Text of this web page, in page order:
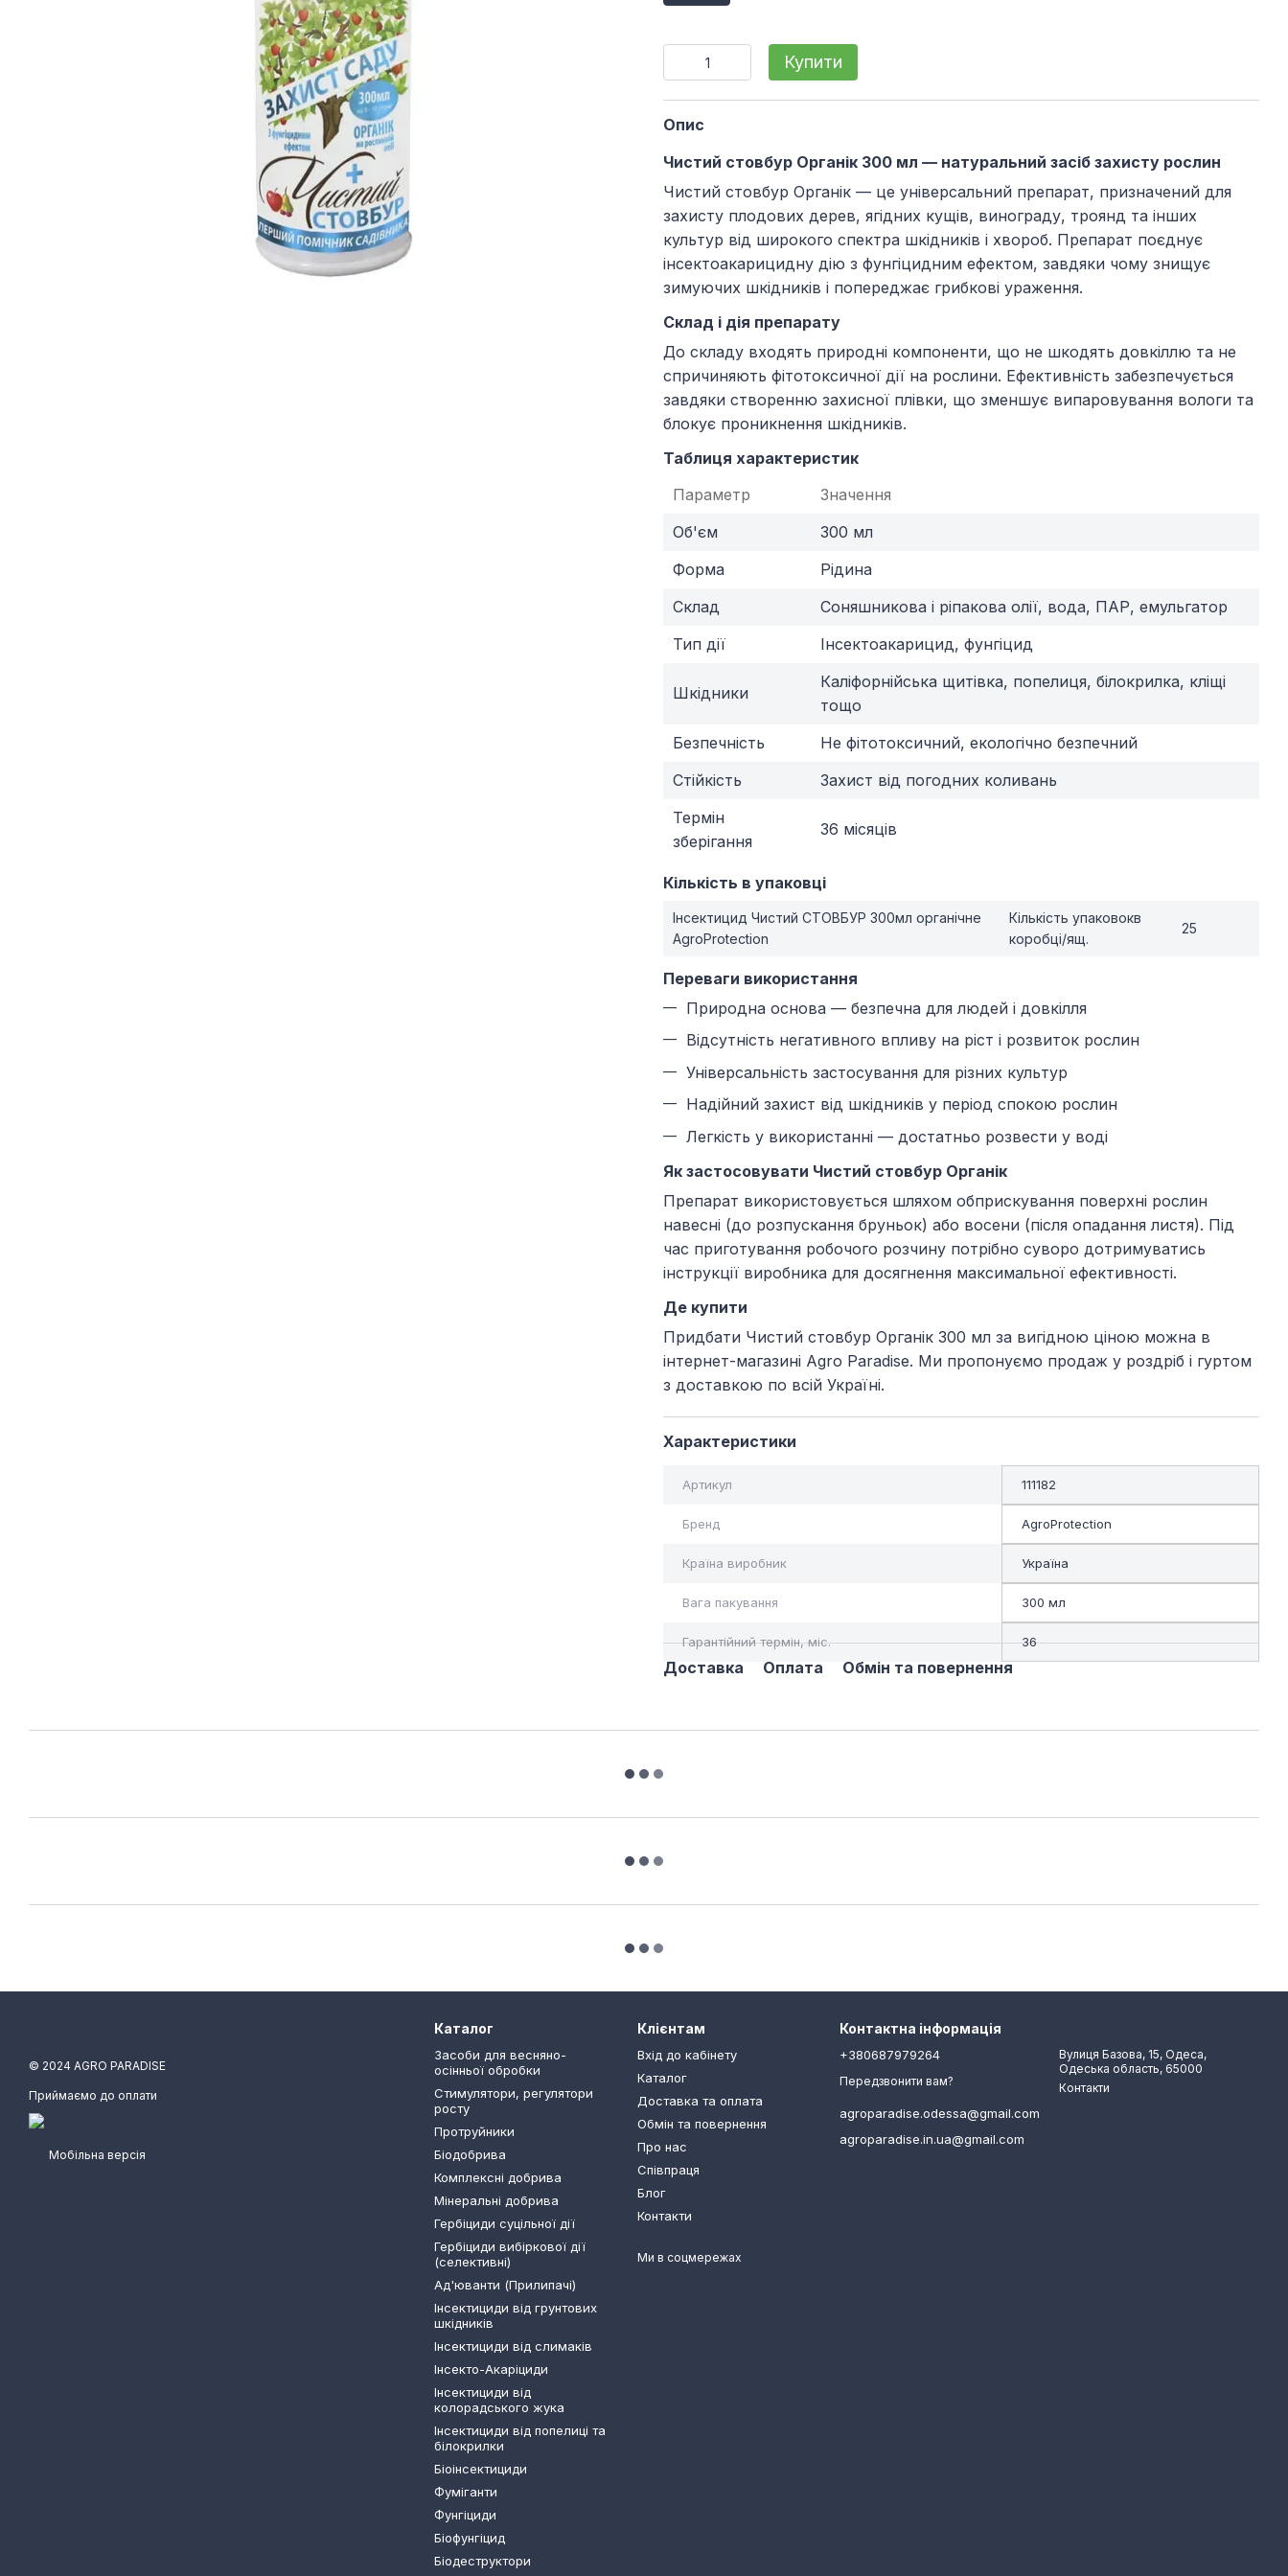
Купити
Опис
Чистий стовбур Органік 300 мл — натуральний засіб захисту рослин
Чистий стовбур Органік — це універсальний препарат, призначений для
захисту плодових дерев, ягідних кущів, винограду, троянд та інших
культур від широкого спектра шкідників і хвороб. Препарат поєднує
інсектоакарицидну дію з фунгіцидним ефектом, завдяки чому знищує
зимуючих шкідників і попереджає грибкові ураження.
Склад і дія препарату
До складу входять природні компоненти, що не шкодять довкіллю та не
спричиняють фітотоксичної дії на рослини. Ефективність забезпечується
завдяки створенню захисної плівки, що зменшує випаровування вологи та
блокує проникнення шкідників.
Таблиця характеристик
Параметр
Значення
Об'єм
300 мл
Форма
Рідина
Склад
Соняшникова і ріпакова олії, вода, ПАР, емульгатор
Тип дії
Інсектоакарицид, фунгіцид
Шкідники
Каліфорнійська щитівка, попелиця, білокрилка, кліщі
тощо
Безпечність
Не фітотоксичний, екологічно безпечний
Стійкість
Захист від погодних коливань
Термін
зберігання
36 місяців
Кількість в упаковці
Інсектицид Чистий СТОВБУР 300мл органічне
AgroProtection
Кількість упаковокв
коробці/ящ.
25
Переваги використання
Природна основа — безпечна для людей і довкілля
Відсутність негативного впливу на ріст і розвиток рослин
Універсальність застосування для різних культур
Надійний захист від шкідників у період спокою рослин
Легкість у використанні — достатньо розвести у воді
Як застосовувати Чистий стовбур Органік
Препарат використовується шляхом обприскування поверхні рослин
навесні (до розпускання бруньок) або восени (після опадання листя). Під
час приготування робочого розчину потрібно суворо дотримуватись
інструкції виробника для досягнення максимальної ефективності.
Де купити
Придбати Чистий стовбур Органік 300 мл за вигідною ціною можна в
інтернет-магазині Agro Paradise. Ми пропонуємо продаж у роздріб і гуртом
з доставкою по всій Україні.
Характеристики
Артикул 111182
Бренд AgroProtection
Країна виробник Україна
Вага пакування 300 мл
Гарантійний термін, міс. 36
Доставка Оплата Обмін та повернення
© 2024 AGRO PARADISE
Приймаємо до оплати
Мобільна версія
Каталог
Засоби для весняно-
осінньої обробки
Стимулятори, регулятори
росту
Протруйники
Біодобрива
Комплексні добрива
Мінеральні добрива
Гербіциди суцільної дії
Гербіциди вибіркової дії
(селективні)
Ад'юванти (Прилипачі)
Інсектициди від грунтових
шкідників
Інсектициди від слимаків
Інсекто-Акаріциди
Інсектициди від
колорадського жука
Інсектициди від попелиці та
білокрилки
Біоінсектициди
Фуміганти
Фунгіциди
Біофунгіцид
Біодеструктори
Клієнтам
Вхід до кабінету
Каталог
Доставка та оплата
Обмін та повернення
Про нас
Співпраця
Блог
Контакти
Ми в соцмережах
Контактна інформація
+380687979264
Передзвонити вам?
agroparadise.odessa@gmail.com
agroparadise.in.ua@gmail.com
Вулиця Базова, 15, Одеса,
Одеська область, 65000
Контакти